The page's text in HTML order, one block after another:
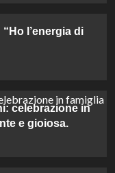
l’energia di
celebrazione in
e gioiosa.